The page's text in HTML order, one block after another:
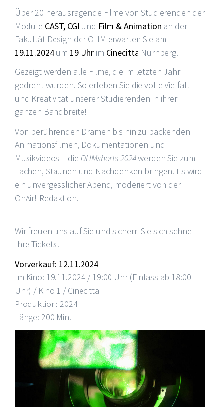
Über 20 herausragende Filme von Studierenden der
Module CAST, CGI und Film & Animation an der
Fakultät Design der OHM erwarten Sie am
19.11.2024 um 19 Uhr im Cinecitta Nürnberg.
Gezeigt werden alle Filme, die im letzten Jahr
gedreht wurden. So erleben Sie die volle Vielfalt
und Kreativität unserer Studierenden in ihrer
ganzen Bandbreite!
Von berührenden Dramen bis hin zu packenden
Animationsfilmen, Dokumentationen und
Musikvideos – die OHMshorts 2024werden Sie zum
Lachen, Staunen und Nachdenken bringen. Es wird
ein unvergesslicher Abend, moderiert von der
OnAir!-Redaktion.
Wir freuen uns auf Sie und sichern Sie sich schnell
Ihre Tickets!
Vorverkauf: 12.11.2024
Im Kino: 19.11.2024 / 19:00 Uhr (Einlass ab 18:00
Uhr) / Kino 1 / Cinecitta
Produktion: 2024
Länge: 200 Min.